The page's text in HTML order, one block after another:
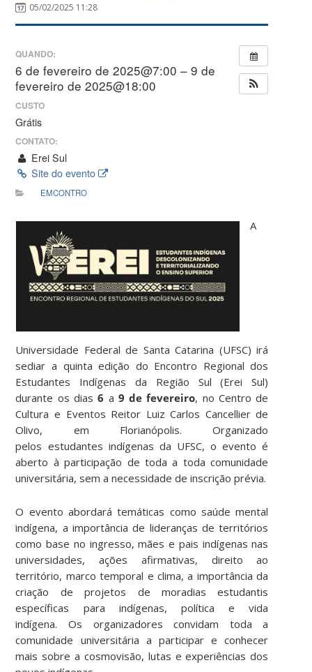
05/02/2025 11:28
QUANDO:
6 de fevereiro de 2025@7:00 – 9 de
fevereiro de 2025@18:00
CUSTO
Grátis
CONTATO:
Erei Sul
Site do evento
EMCONTRO
A
Universidade Federal de Santa Catarina (UFSC) irá
sediar a quinta edição do Encontro Regional dos
Estudantes Indígenas da Região Sul (Erei Sul)
durante os dias6 a 9 de fevereiro, no Centro de
Cultura e Eventos Reitor Luiz Carlos Cancellier de
Olivo, em Florianópolis. Organizado
pelos estudantes indígenas da UFSC, o evento é
aberto à participação de toda a toda comunidade
universitária, sem a necessidade de inscrição prévia.
O evento abordará temáticas como saúde mental
indígena, a importância de lideranças de territórios
como base no ingresso, mães e pais indígenas nas
universidades, ações afirmativas, direito ao
território, marco temporal e clima, a importância da
criação de projetos de moradias estudantis
específicas para indígenas, política e vida
indígena. Os organizadores convidam toda a
comunidade universitária a participar e conhecer
mais sobre a cosmovisão, lutas e experiências dos